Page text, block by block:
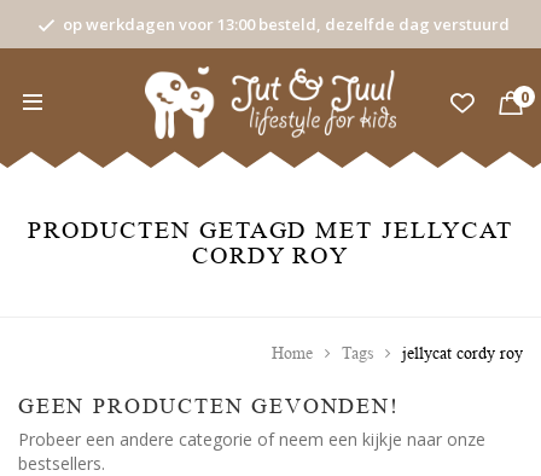
op werkdagen voor 13:00 besteld, dezelfde dag verstuurd
0
PRODUCTEN GETAGD MET JELLYCAT
CORDY ROY
Home Tags jellycat cordy roy
GEEN PRODUCTEN GEVONDEN!
Probeer een andere categorie of neem een kijkje naar onze
bestsellers.